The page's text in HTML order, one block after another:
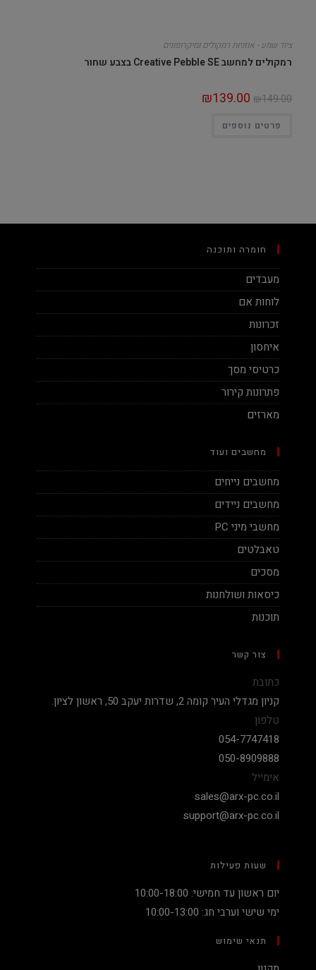
ציוד שמע - אוזניות רמקולים ומיקרופונים
רמקולים למחשב Creative Pebble SE בצבע שחור
₪149.00
₪139.00
פרטים נוספים
חומרה ותוכנה
מעבדים
לוחות אם
זכרונות
איחסון
כרטיסי מסך
פתרונות קירור
מארזים
מחשבים ועוד
מחשבים נייחים
מחשבים ניידים
מחשבי מיני PC
טאבלטים
מסכים
כיסאות ושולחנות
תוכנות
צור קשר
כתובת
קניון מגדלי העיר קומה 2, שדרות יעקב 50, ראשון לציון.
טלפון
054-7747418
050-8909888
אימייל
sales@arx-pc.co.il
support@arx-pc.co.il
שעות פעילות
יום ראשון עד חמישי: 10:00-18:00
ימי שישי וערבי חג: 10:00-13:00
תנאי שימוש